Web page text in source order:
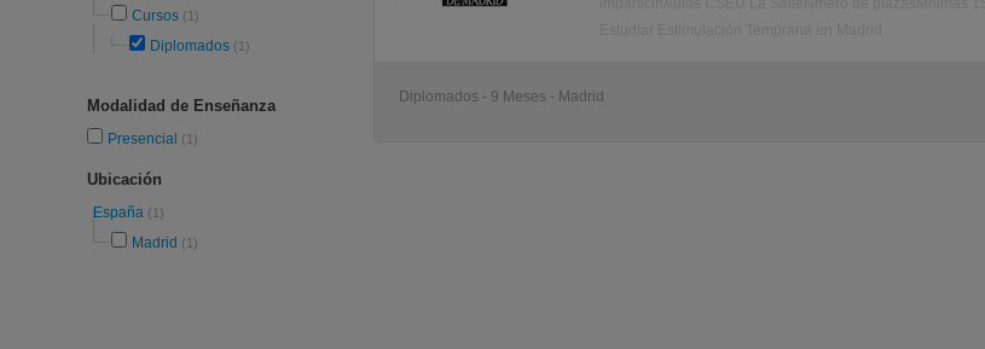
Cursos (1)
Diplomados (1)
Modalidad de Enseñanza
Presencial (1)
Ubicación
España (1)
Madrid (1)
Diplomados - 9 Meses - Madrid